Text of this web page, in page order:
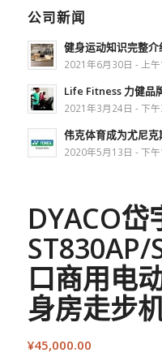
公司新闻
健身运动知识完整介
2021年6月30日 - 上
Life Fitness 力健品
2021年3月24日 - 下
伟克体育成为尤尼克
2020年5月13日 - 下
DYACO岱
ST830AP/
口商用电
身房走步
¥45,000.00